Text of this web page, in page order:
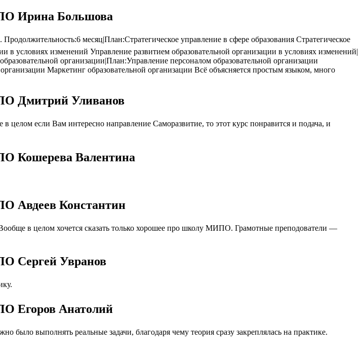
Ирина Большова
месяц|План:Стратегическое управление в сфере образования Стратегическое
в условиях изменений Управление развитием образовательной организации в условиях изменений|
организации|План:Управление персоналом образовательной организации
Маркетинг образовательной организации Всё объясняется простым языком, много
Дмитрий Уливанов
целом если Вам интересно направление Саморазвитие, то этот курс понравится и подача, и
Кошерева Валентина
Авдеев Константин
в целом хочется сказать только хорошее про школу МИПО. Грамотные преподователи —
Сергей Увранов
Егоров Анатолий
было выполнять реальные задачи, благодаря чему теория сразу закреплялась на практике.